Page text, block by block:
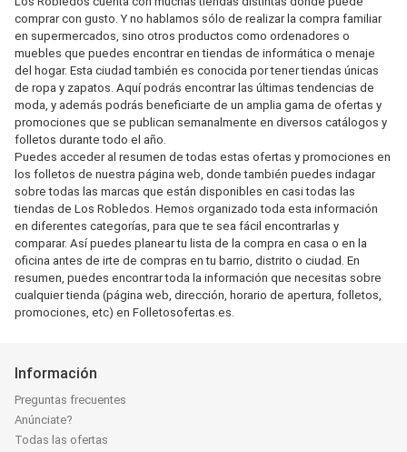
comprar con gusto. Y no hablamos sólo de realizar la compra familiar
en supermercados, sino otros productos como ordenadores o
muebles que puedes encontrar en tiendas de informática o menaje
del hogar. Esta ciudad también es conocida por tener tiendas únicas
de ropa y zapatos. Aquí podrás encontrar las últimas tendencias de
moda, y además podrás beneficiarte de un amplia gama de ofertas y
promociones que se publican semanalmente en diversos catálogos y
folletos durante todo el año.
Puedes acceder al resumen de todas estas ofertas y promociones en
los folletos de nuestra página web, donde también puedes indagar
sobre todas las marcas que están disponibles en casi todas las
tiendas de Los Robledos. Hemos organizado toda esta información
en diferentes categorías, para que te sea fácil encontrarlas y
comparar. Así puedes planear tu lista de la compra en casa o en la
oficina antes de irte de compras en tu barrio, distrito o ciudad. En
resumen, puedes encontrar toda la información que necesitas sobre
cualquier tienda (página web, dirección, horario de apertura, folletos,
promociones, etc) en Folletosofertas.es.
Información
Preguntas frecuentes
Anúnciate?
Todas las ofertas